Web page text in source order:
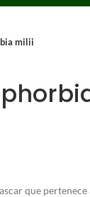
milii
que pertenece